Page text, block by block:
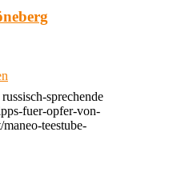
sprechende
fuer-opfer-von-
teestube-